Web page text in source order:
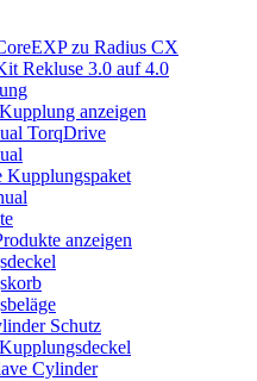
zu Radius CX
Rekluse 3.0 auf 4.0
anzeigen
TorqDrive
Kupplungspaket
anzeigen
Schutz
Cylinder